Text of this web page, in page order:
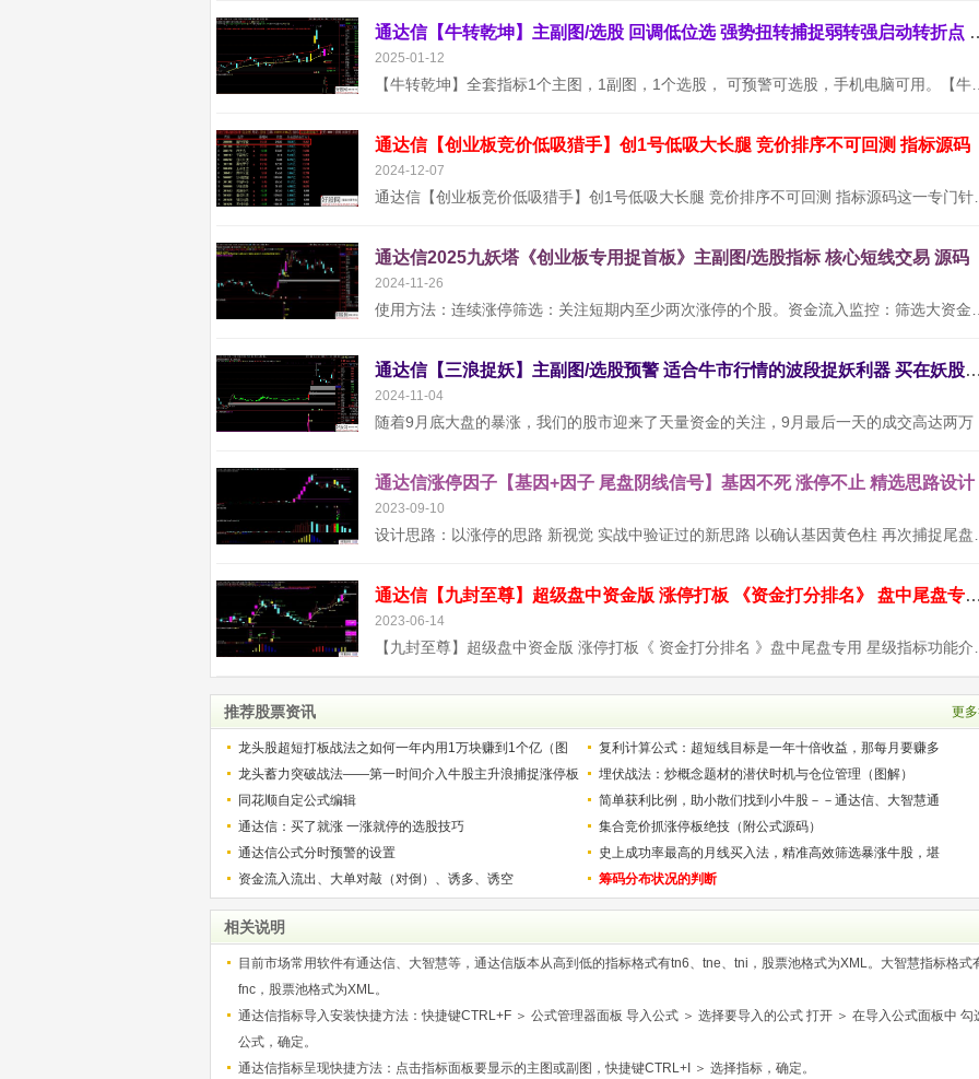
通达信【牛转乾坤】主副图/选
2025-01-12
通达信【创业板竞价低吸猎手】创1号低吸大长腿 竞价排序不可回测 指标源码
2024-12-07
通达信2025九妖塔《创业板专用捉首板》主副图/选股指标 核心短线交易 源码
2024-11-26
通达信【三浪捉妖】主副图/选股预警 适合牛市行情的波段捉妖利器 买在妖股启动点
2024-11-04
通达信涨停因子【基因+因子 尾盘阴线信号】基因不死 涨停不止 精选思路设计
2023-09-10
通达信【九封至尊】超级盘中资金版 涨停打板 《资金打分排名》 盘中尾盘专用 星级指标
2023-06-14
推荐股票资讯 更
龙头股超短打板战法之如何一年内用1万块赚到1个亿（图
解）
复利计算公式：超短线目标是一年十倍收益，那每月要赚多
少？
龙头蓄力突破战法——第一时间介入牛股主升浪捕捉涨停板
的技巧（图解）
埋伏战法：炒概念题材的潜伏时机与仓位管理（图解）
同花顺自定公式编辑
简单获利比例，助小散们找到小牛股－－通达信、大智慧通
用
通达信：买了就涨 一涨就停的选股技巧
集合竞价抓涨停板绝技（附公式源码）
通达信公式分时预警的设置
史上成功率最高的月线买入法，精准高效筛选暴涨牛股，堪
称选股法宝！
资金流入流出、大单对敲（对倒）、诱多、诱空 筹码分布状况的判断
相关说明
目前市场常用软件有通达信、大智慧等，通达信版本从高到低的指标格式有tn6、tne、tni，股票池格式为XML。大智慧指标格式
fnc，股票池格式为XML。
通达信指标导入安装快捷方法：快捷键CTRL+F ＞ 公式管理器面板 导入公式 ＞ 选择要导入的公式 打开 ＞ 在导入公式面板中 勾
公式，确定。
通达信指标呈现快捷方法：点击指标面板要显示的主图或副图，快捷键CTRL+I ＞ 选择指标，确定。